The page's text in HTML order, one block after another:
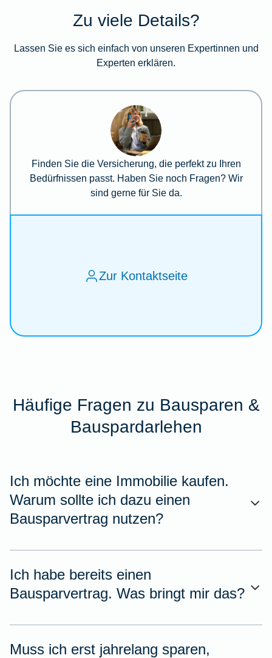
Zu viele Details?
Lassen Sie es sich einfach von unseren Expertinnen und
Experten erklären.
Finden Sie die Versicherung, die perfekt zu Ihren
Bedürfnissen passt. Haben Sie noch Fragen? Wir
sind gerne für Sie da.
Zur Kontaktseite
Häufige Fragen zu Bausparen &
Bauspardarlehen
Ich möchte eine Immobilie kaufen.
Warum sollte ich dazu einen
Bausparvertrag nutzen?
Ich habe bereits einen
Bausparvertrag. Was bringt mir das?
Muss ich erst jahrelang sparen,